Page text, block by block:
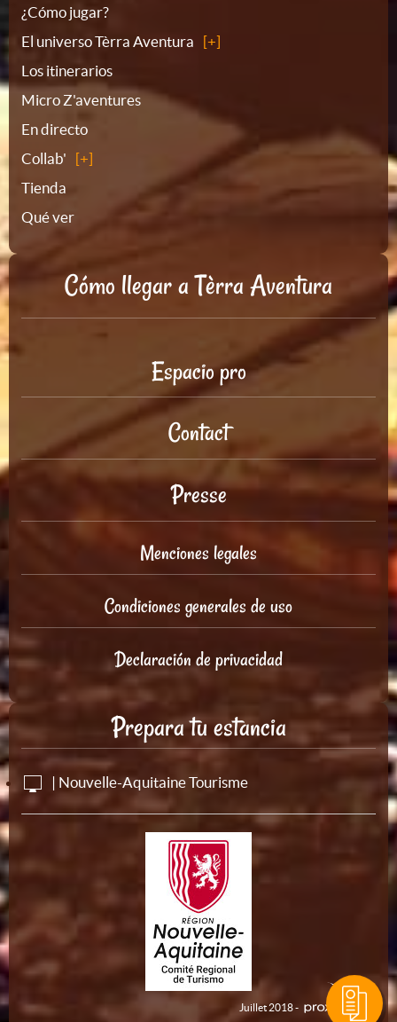
Plano
del
sitio
¿Cómo jugar?
El universo Tèrra Aventura
Los itinerarios
Micro Z'aventures
En directo
Collab'
Tienda
Qué ver
Cómo llegar a Tèrra Aventura
Espacio pro
Contact
Presse
Menciones legales
Condiciones generales de uso
Declaración de privacidad
Prepara tu estancia
| Nouvelle-Aquitaine Tourisme
Juillet 2018 -